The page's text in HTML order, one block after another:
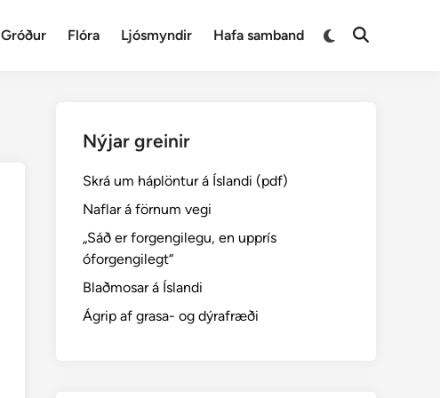
Gróður Flóra Ljósmyndir Hafa samband
Switch
Open
Nýjar greinir
Skrá um háplöntur á Íslandi (pdf)
Naflar á förnum vegi
„Sáð er forgengilegu, en upprís
óforgengilegt“
Blaðmosar á Íslandi
Ágrip af grasa- og dýrafræði